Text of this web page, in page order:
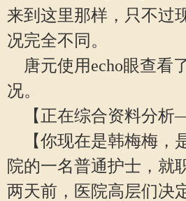
来到这里那样，只不过
况完全不同。
唐元使用echo眼查看
况。
【正在综合资料分析
【你现在是韩梅梅，
院的一名普通护士，就
两天前，医院高层们决